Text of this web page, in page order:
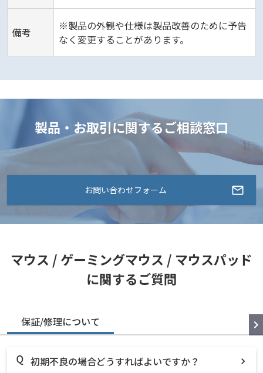
備考
※製品の外観や仕様は製品改善のために予告
なく変更することがあります。
製品・お取引に関するご相談窓口
お問い合わせフォーム
マウス / ゲーミングマウス / マウスパッド
に関するご質問
保証/修理について
初期不良の場合どうすればよいですか？